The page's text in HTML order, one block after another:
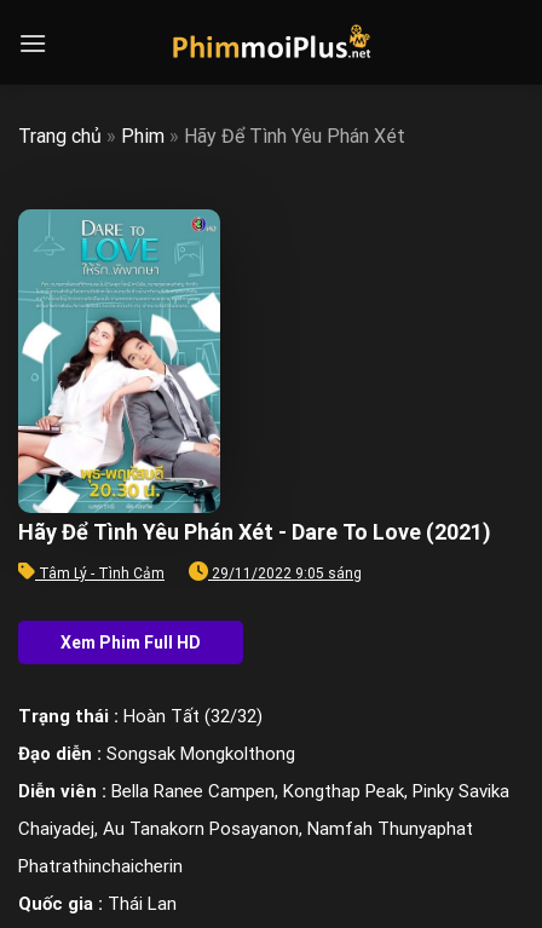
Trang chủ » Phim » Hãy Để Tình Yêu Phán Xét
Hãy Để Tình Yêu Phán Xét - Dare To Love (2021)
Tâm Lý - Tình Cảm 29/11/2022 9:05 sáng
Trạng thái : Hoàn Tất (32/32)
Đạo diễn : Songsak Mongkolthong
Diễn viên : Bella Ranee Campen, Kongthap Peak, Pinky Savika
Chaiyadej, Au Tanakorn Posayanon, Namfah Thunyaphat
Phatrathinchaicherin
Quốc gia : Thái Lan